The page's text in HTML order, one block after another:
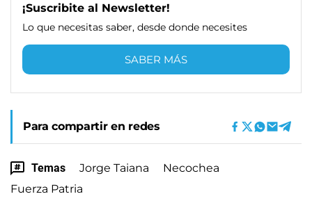
¡Suscribite al Newsletter!
Lo que necesitas saber, desde donde necesites
SABER MÁS
Para compartir en redes
Temas Jorge Taiana
Necochea
Fuerza Patria